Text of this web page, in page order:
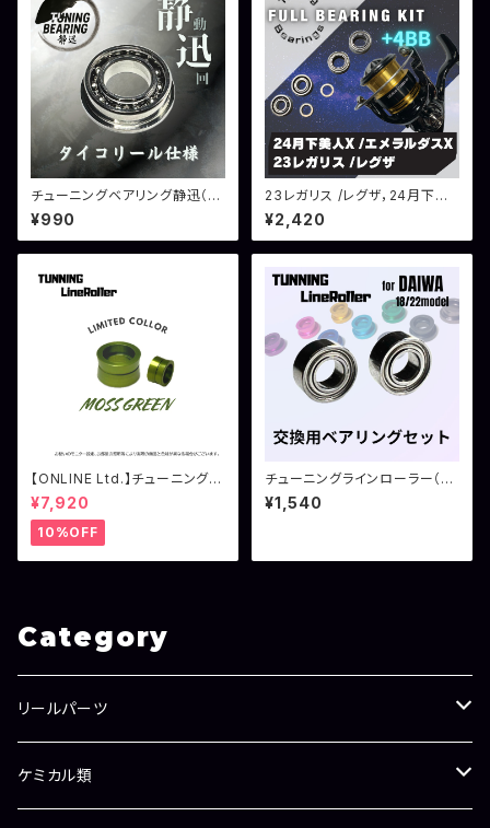
チューニングベアリング静迅（タ
イコリール仕様）
¥990
23レガリス /レグザ，24月下美
人X /エメラルダスX用 フルベア
リングキット
¥2,420
【ONLINE Ltd.】チューニングラ
インローラー シマノ用 モスグ
リーン
¥7,920
10%OFF
チューニングラインローラー（ダ
イワ用）交換ベアリング 2個セ
ット
¥1,540
Category
リールパーツ
ラインローラー
ケミカル類